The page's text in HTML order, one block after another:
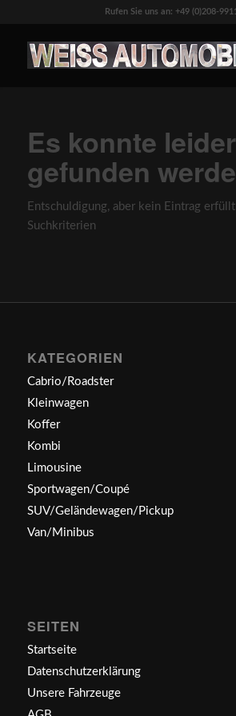
Rufen Sie uns an: +49 (0)208-
Es konnte
gefunden
Entschuldigung, aber kein Eintrag
Suchkriterien
KATEGORIEN
Cabrio/Roadster
Kleinwagen
Koffer
Kombi
Limousine
Sportwagen/Coupé
SUV/Geländewagen/Pickup
Van/Minibus
SEITEN
Startseite
Datenschutzerklärung
Unsere Fahrzeuge